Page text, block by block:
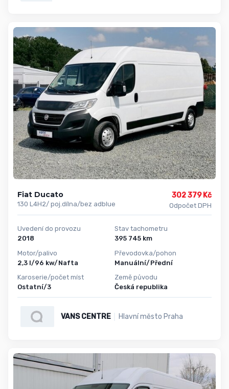
Fiat Ducato
130 L4H2/ poj.dílna/bez adblue
302 379 Kč
Odpočet DPH
Uvedení do provozu
2018
Motor/palivo
2,3 l/96 kw/Nafta
Karoserie/počet míst
Ostatní/3
Stav tachometru
395 745 km
Převodovka/pohon
Manuální/Přední
Země původu
Česká republika
VANS CENTRE Hlavní město Praha